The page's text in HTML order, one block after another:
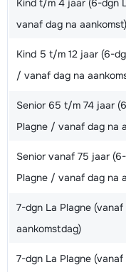
Kind t/m 4 jaar (6-dgn
vanaf dag na aankomst)
Kind 5 t/m 12 jaar (6-
/ vanaf dag na
Senior 65 t/m 74 jaar
Plagne / vanaf dag na
Senior vanaf 75 jaar
Plagne / vanaf dag na
7-dgn La Plagne (vanaf
aankomstdag)
7-dgn La Plagne (vanaf